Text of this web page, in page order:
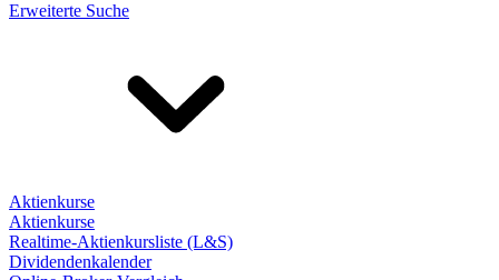
Erweiterte Suche
Aktienkurse
Aktienkurse
Realtime-Aktienkursliste (L&S)
Dividendenkalender